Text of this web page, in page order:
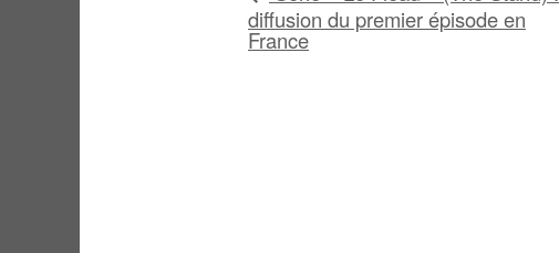
diffusion du premier épisode en
France